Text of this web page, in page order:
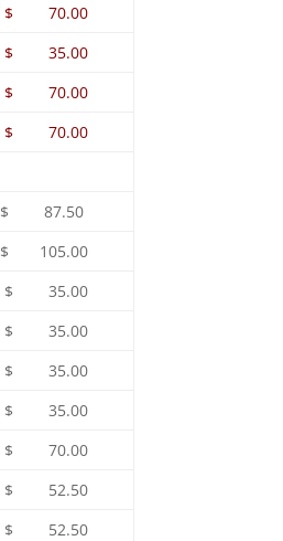
$ 70.00
$ 35.00
$ 70.00
$ 70.00
$ 87.50
$ 105.00
$ 35.00
$ 35.00
$ 35.00
$ 35.00
$ 70.00
$ 52.50
$ 52.50